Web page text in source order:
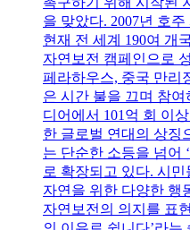
을 맞았다. 2007년 호
현재 전 세계 190여 개
자연보전 캠페인으로
페라하우스, 중국 만리
은 시간 불을 끄며 참여
디어에서 101억 회 이
한 글로벌 연대의 상징
는 단순한 소등을 넘어
로 확장되고 있다. 시
자연을 위한 다양한 행
자연보전의 의지를 표